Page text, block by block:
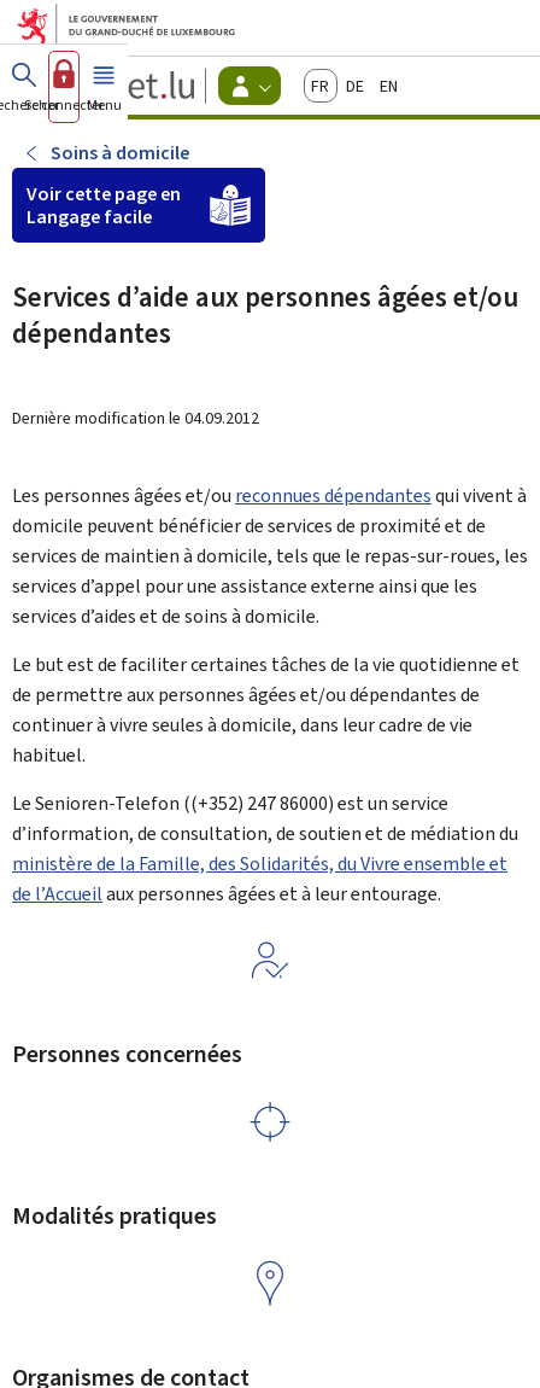
Aller au menu principal
Aller au contenu
Guichet.lu
Changer
d'espace
Menu
FrançaisDeutschEnglish
Se connecterMenu principal
Soins à domicile
Voir cette page en
Langage facile
Services d’aide aux personnes âgées et/ou
dépendantes
Dernière modification le 04.09.2012
Les personnes âgées et/ou reconnues dépendantesqui vivent à
domicile peuvent bénéficier de services de proximité et de
services de maintien à domicile, tels que le repas-sur-roues, les
services d’appel pour une assistance externe ainsi que les
services d’aides et de soins à domicile.
Le but est de faciliter certaines tâches de la vie quotidienne et
de permettre aux personnes âgées et/ou dépendantes de
continuer à vivre seules à domicile, dans leur cadre de vie
habituel.
LeSenioren-Telefon ((+352) 247 86000) est un service
d’information, de consultation, de soutien et de médiation du
ministère de la Famille, des Solidarités, du Vivre ensemble et
de l’Accueilaux personnes âgées et à leur entourage.
Personnes concernées
Modalités pratiques
Organismes de contact